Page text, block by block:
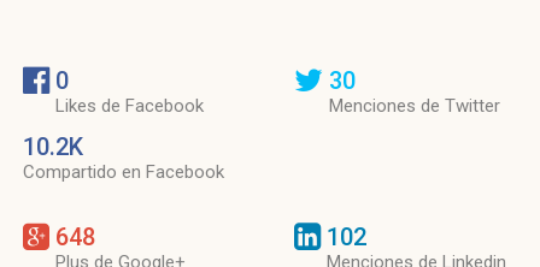
0
Likes de Facebook
10.2K
Compartido en Facebook
30
Menciones de Twitter
648
Plus de Google+
102
Menciones de Linkedin